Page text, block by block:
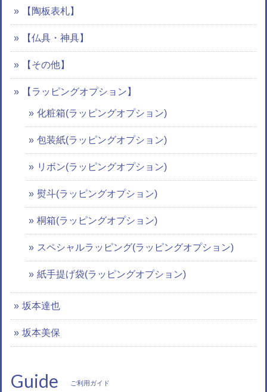
【陶板表札】
【仏具・神具】
【その他】
【ラッピングオプション】
化粧箱(ラッピングオプション)
包装紙(ラッピングオプション)
リボン(ラッピングオプション)
熨斗(ラッピングオプション)
桐箱(ラッピングオプション)
スペシャルラッピング(ラッピングオプション)
紙手提げ袋(ラッピングオプション)
坂本達也
坂本美保
Guide ご利用ガイド